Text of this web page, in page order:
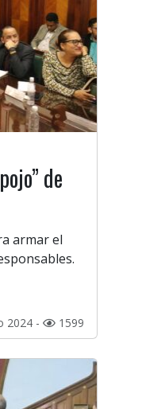
de
armar el
2024 - 1599